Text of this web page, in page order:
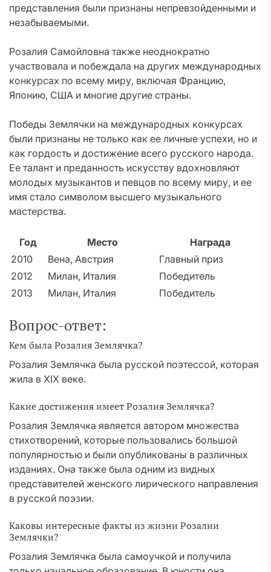
представления были признаны непревзойденными и
незабываемыми.
Розалия Самойловна также неоднократно
участвовала и побеждала на других международных
конкурсах по всему миру, включая Францию,
Японию, США и многие другие страны.
Победы Землячки на международных конкурсах
были признаны не только как ее личные успехи, но и
как гордость и достижение всего русского народа.
Ее талант и преданность искусству вдохновляют
молодых музыкантов и певцов по всему миру, и ее
имя стало символом высшего музыкального
мастерства.
Год Место
Награда
2010
Вена, Австрия
Главный приз
2012
Милан, Италия
Победитель
2013
Милан, Италия Победитель
Вопрос-ответ:
Кем была Розалия Землячка?
Розалия Землячка была русской поэтессой, которая
жила в XIX веке.
Какие достижения имеет Розалия Землячка?
Розалия Землячка является автором множества
стихотворений, которые пользовались большой
популярностью и были опубликованы в различных
изданиях. Она также была одним из видных
представителей женского лирического направления
в русской поэзии.
Каковы интересные факты из жизни Розалии
Землячки?
Розалия Землячка была самоучкой и получила